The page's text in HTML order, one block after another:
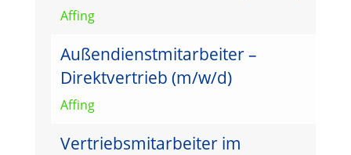
Affing
Außendienstmitarbeiter –
Direktvertrieb (m/w/d)
Affing
Vertriebsmitarbeiter im